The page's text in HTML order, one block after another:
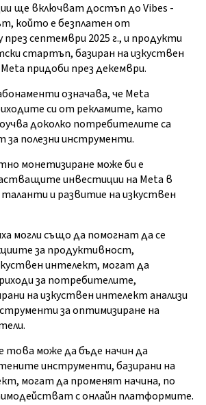
ще включват достъп до Vibes -
който е безплатен от
септември 2025 г., и продукти
стартъп, базиран на изкуствен
придоби през декември.
означава, че Meta
си от рекламите, като
доколко потребителите са
полезни инструменти.
монетизиране може би е
инвестиции на Meta в
и развитие на изкуствен
могли също да помогнат да се
за продуктивност,
интелект, могат да
за потребителите,
на изкуствен интелект анализи
за оптимизиране на
това може да бъде начин да
инструменти, базирани на
могат да променят начина, по
с онлайн платформите.